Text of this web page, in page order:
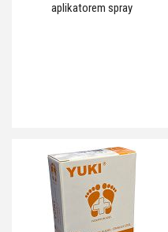
aplikatorem spray